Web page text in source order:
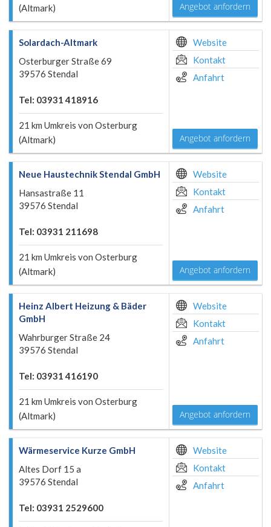
(Altmark)
Angebot anfordern
Solardach-Altmark
Osterburger Straße 69
39576 Stendal
Tel: 03931 418916
21 km Umkreis von Osterburg
(Altmark)
Website
Kontakt
Anfahrt
Angebot anfordern
Neue Haustechnik Stendal GmbH
Hansastraße 11
39576 Stendal
Tel: 03931 211698
21 km Umkreis von Osterburg
(Altmark)
Website
Kontakt
Anfahrt
Angebot anfordern
Heinz Albert Heizung & Bäder
GmbH
Wahrburger Straße 24
39576 Stendal
Tel: 03931 416190
21 km Umkreis von Osterburg
(Altmark)
Website
Kontakt
Anfahrt
Angebot anfordern
Wärmeservice Kurze GmbH
Altes Dorf 15 a
39576 Stendal
Tel: 03931 2529600
Website
Kontakt
Anfahrt